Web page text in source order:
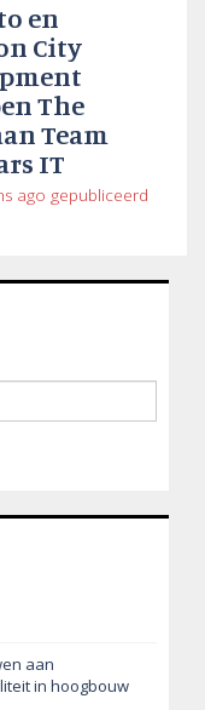
en
City
The
Team
IT
ago gepubliceerd
aan
in hoogbouw